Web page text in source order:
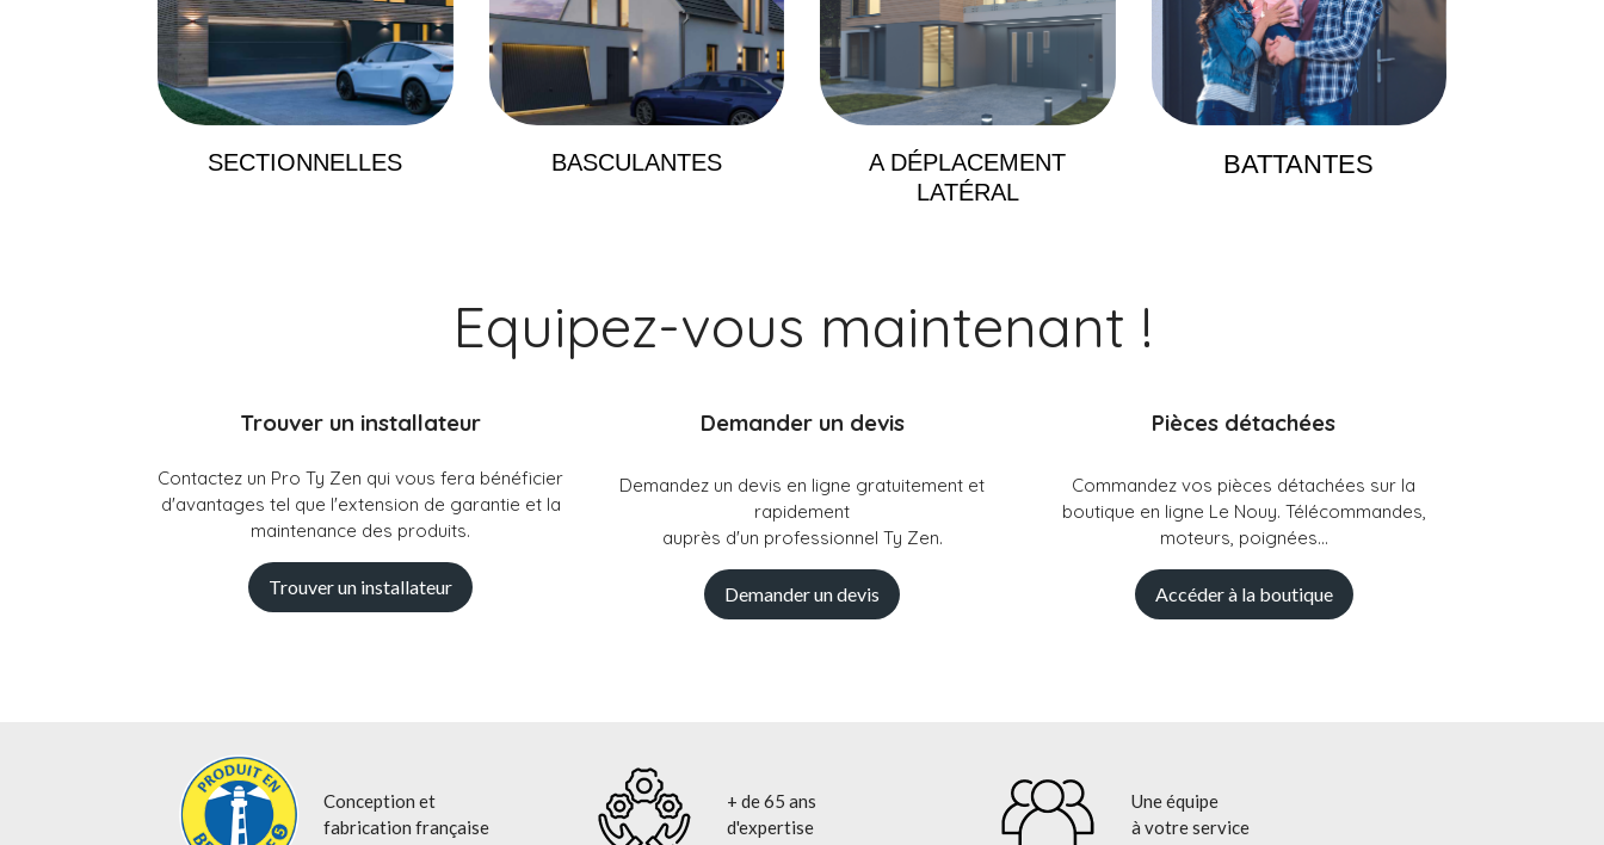
SECTIONNELLES BASCULANTES
A DÉPLACEMENT
LATÉRAL
BATTANTES
Equipez-vous maintenant !
Trouver un installateur
Contactez un Pro Ty Zen qui vous fera bénéficier
d'avantages tel que l'extension de garantie et la
maintenance des produits.
Trouver un installateur
Demander un devis
Demandez un devis en ligne gratuitement et
rapidement
auprès d'un professionnel Ty Zen.
Demander un devis
Pièces détachées
Commandez vos pièces détachées sur la
boutique en ligne Le Nouy. Télécommandes,
moteurs, poignées...
Accéder à la boutique
Conception et
fabrication française
+ de 65 ans
d'expertise
Une équipe
à votre service